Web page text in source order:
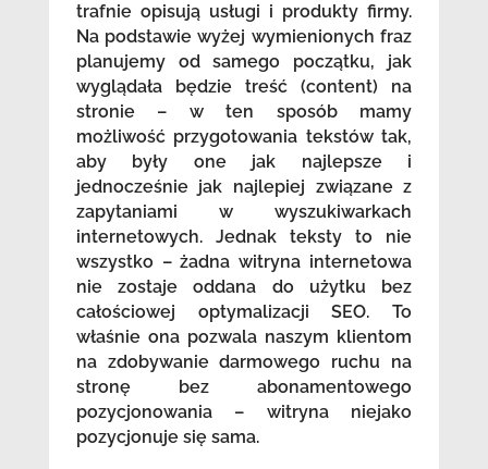
trafnie opisują usługi i produkty firmy.
Na podstawie wyżej wymienionych fraz
planujemy od samego początku, jak
wyglądała będzie treść (content) na
stronie – w ten sposób mamy
możliwość przygotowania tekstów tak,
aby były one jak najlepsze i
jednocześnie jak najlepiej związane z
zapytaniami w wyszukiwarkach
internetowych. Jednak teksty to nie
wszystko – żadna witryna internetowa
nie zostaje oddana do użytku bez
całościowej optymalizacji SEO. To
właśnie ona pozwala naszym klientom
na zdobywanie darmowego ruchu na
stronę bez abonamentowego
pozycjonowania – witryna niejako
pozycjonuje się sama.